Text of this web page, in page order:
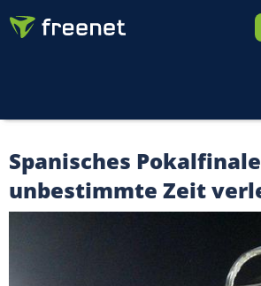
Spanisches
unbestimmte Zeit